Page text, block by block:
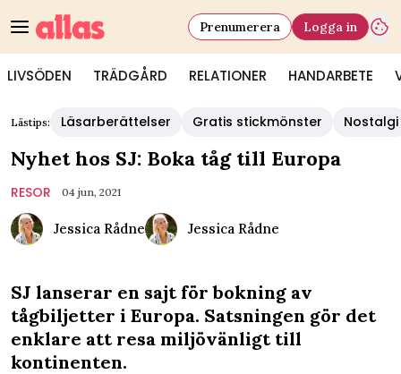
LIVSÖDEN TRÄDGÅRD RELATIONER HANDARBETE
Prenumerera Logga in
Lästips: Läsarberättelser Gratis stickmönster Nostalgi
Nyhet hos SJ: Boka tåg till Europa
RESOR 04 jun, 2021
Jessica Rådne Jessica Rådne
SJ lanserar en sajt för bokning av
tågbiljetter i Europa. Satsningen gör det
enklare att resa miljövänligt till
kontinenten.